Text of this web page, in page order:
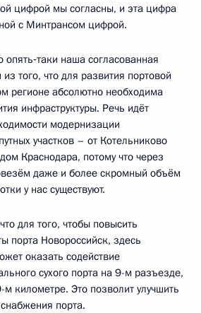
цифрой мы согласны, и эта цифра
с Минтрансом цифрой.
наша согласованная
того, что для развития портовой
регионе абсолютно необходима
инфраструктуры. Речь идёт
модернизации
участков – от Котельниково
Краснодара, потому что через
даже и более скромный объём
у нас существуют.
для того, чтобы повысить
порта Новороссийск, здесь
оказать содействие
сухого порта на 9-м разъезде,
километре. Это позволит улучшить
порта.